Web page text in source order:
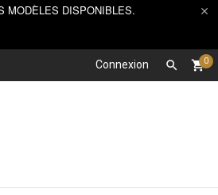
MODÈLES DISPONIBLES. 
Connexion  shopping_cart0